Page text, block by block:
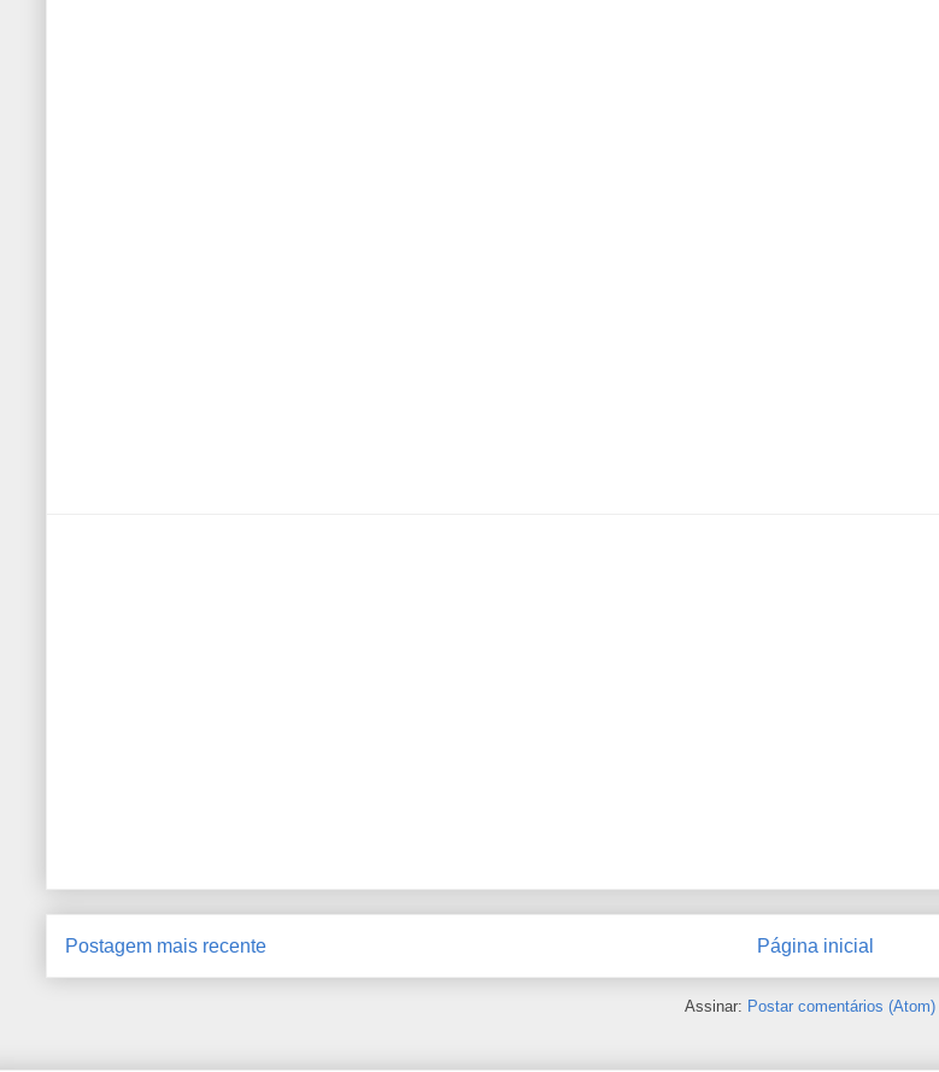
Postagem mais recente Página inicial
Assinar: Postar comentários (Atom)